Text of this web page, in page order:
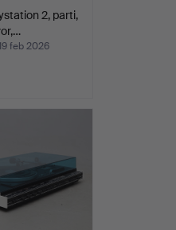
2, parti,
feb 2026